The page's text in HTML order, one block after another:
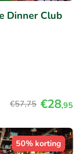
Dinner Club
€57,75 €28,95
50% korting